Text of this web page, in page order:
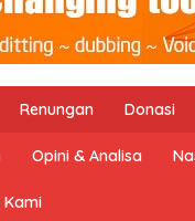
Renungan Donasi
Opini & Analisa
Kami